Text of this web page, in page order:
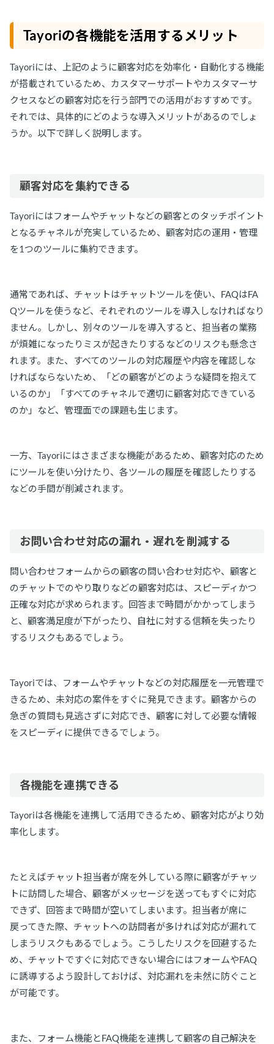
Tayoriの各機能を活用するメリット
Tayoriには、上記のように顧客対応を効率化・自動化する機能
が搭載されているため、カスタマーサポートやカスタマーサ
クセスなどの顧客対応を行う部門での活用がおすすめです。
それでは、具体的にどのような導入メリットがあるのでしょ
うか。以下で詳しく説明します。
顧客対応を集約できる
Tayoriにはフォームやチャットなどの顧客とのタッチポイント
となるチャネルが充実しているため、顧客対応の運用・管理
を1つのツールに集約できます。
通常であれば、チャットはチャットツールを使い、FAQはFA
Qツールを使うなど、それぞれのツールを導入しなければなり
ません。しかし、別々のツールを導入すると、担当者の業務
が煩雑になったりミスが起きたりするなどのリスクも懸念さ
れます。また、すべてのツールの対応履歴や内容を確認しな
ければならないため、「どの顧客がどのような疑問を抱えて
いるのか」「すべてのチャネルで適切に顧客対応できている
のか」など、管理面での課題も生じます。
一方、Tayoriにはさまざまな機能があるため、顧客対応のため
にツールを使い分けたり、各ツールの履歴を確認したりする
などの手間が削減されます。
お問い合わせ対応の漏れ・遅れを削減する
問い合わせフォームからの顧客の問い合わせ対応や、顧客と
のチャットでのやり取りなどの顧客対応は、スピーディかつ
正確な対応が求められます。回答まで時間がかかってしまう
と、顧客満足度が下がったり、自社に対する信頼を失ったり
するリスクもあるでしょう。
Tayoriでは、フォームやチャットなどの対応履歴を一元管理で
きるため、未対応の案件をすぐに発見できます。顧客からの
急ぎの質問も見逃さずに対応でき、顧客に対して必要な情報
をスピーディに提供できるでしょう。
各機能を連携できる
Tayoriは各機能を連携して活用できるため、顧客対応がより効
率化します。
たとえばチャット担当者が席を外している際に顧客がチャッ
トに訪問した場合、顧客がメッセージを送ってもすぐに対応
できず、回答まで時間が空いてしまいます。担当者が席に
戻ってきた際、チャットへの訪問者が多ければ対応が漏れて
しまうリスクもあるでしょう。こうしたリスクを回避するた
め、チャットですぐに対応できない場合にはフォームやFAQ
に誘導するよう設計しておけば、対応漏れを未然に防ぐこと
が可能です。
また、フォーム機能とFAQ機能を連携して顧客の自己解決を